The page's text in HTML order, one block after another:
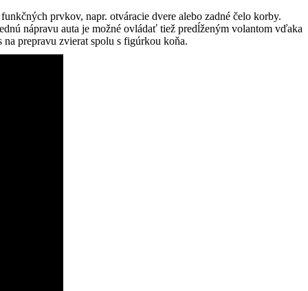
prvkov, napr. otváracie dvere alebo zadné čelo korby.
nápravu auta je možné ovládať tiež predĺženým volantom vďaka
prepravu zvierat spolu s figúrkou koňa.